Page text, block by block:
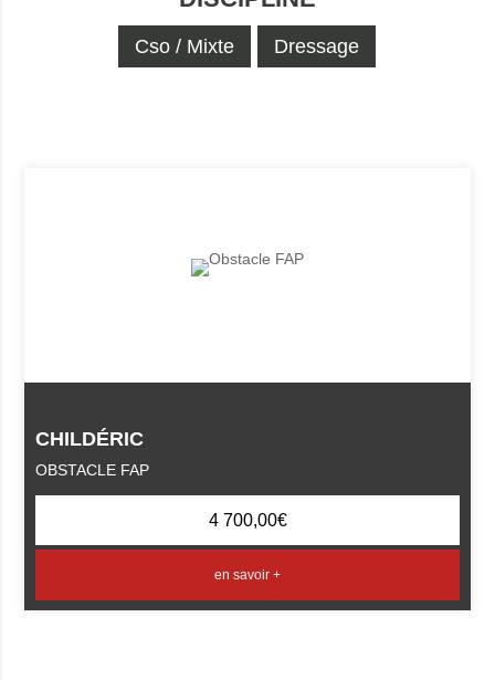
Cso / Mixte Dressage
CHILDÉRIC
OBSTACLE FAP
4 700,00€
en savoir +